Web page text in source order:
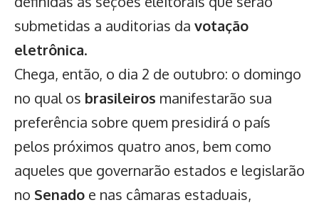
submetidas a auditorias da votação
eletrônica.
Chega, então, o dia 2 de outubro: o domingo
no qual os brasileiros manifestarão sua
preferência sobre quem presidirá o país
pelos próximos quatro anos, bem como
aqueles que governarão estados e legislarão
no Senado e nas câmaras estaduais,